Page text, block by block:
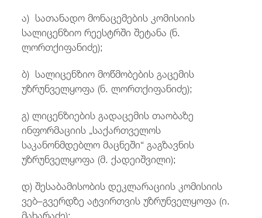
ა) სათანადო მონაცემების კომისიის
სალიცენზიო რეესტრში შეტანა (ნ.
ლორთქიფანიძე);
ბ) სალიცენზიო მოწმობების გაცემის
უზრუნველყოფა (ნ. ლორთქიფანიძე);
გ) ლიცენზიების გადაცემის თაობაზე
ინფორმაციის „საქართველოს
საკანონმდებლო მაცნეში“ გაგზავნის
უზრუნველყოფა (მ. ქადეიშვილი);
დ) შესაბამისობის დეკლარაციის კომისიის
ვებ–გვერდზე ატვირთვის უზრუნველყოფა (ი.
მახარაძე);